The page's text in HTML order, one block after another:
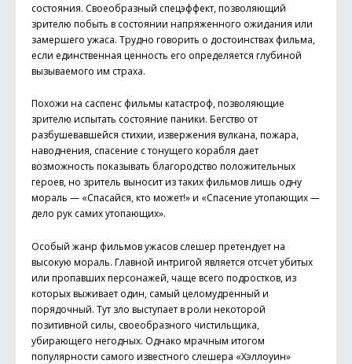
состояния. Своеобразный спецэффект, позволяющий
зрителю побыть в состоянии напряженного ожидания или
замершего ужаса. Трудно говорить о достоинствах фильма,
если единственная ценность его определяется глубиной
вызываемого им страха.
Похожи на саспенс фильмы катастроф, позволяющие
зрителю испытать состояние паники. Бегство от
разбушевавшейся стихии, извержения вулкана, пожара,
наводнения, спасение с тонущего корабля дает
возможность показывать благородство положительных
героев, но зритель выносит из таких фильмов лишь одну
мораль — «Спасайся, кто может!» и «Спасение утопающих —
дело рук самих утопающих».
Особый жанр фильмов ужасов слешер претендует на
высокую мораль. Главной интригой является отсчет убитых
или пропавших персонажей, чаще всего подростков, из
которых выживает один, самый целомудренный и
порядочный. Тут зло выступает в роли некоторой
позитивной силы, своеобразного чистильщика,
убирающего негодных. Однако мрачным итогом
популярности самого известного слешера «Хэллоуин»